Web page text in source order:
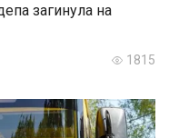
загинула на
1815